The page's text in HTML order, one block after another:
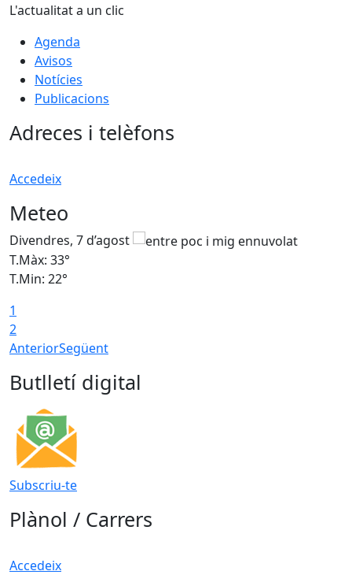
L'actualitat a un clic
Agenda
Avisos
Notícies
Publicacions
Adreces i telèfons
Accedeix
Meteo
Divendres, 7 d’agost
T.Màx: 33°
T.Min: 22°
1
2
AnteriorSegüent
Butlletí digital
Subscriu-te
Plànol / Carrers
Accedeix